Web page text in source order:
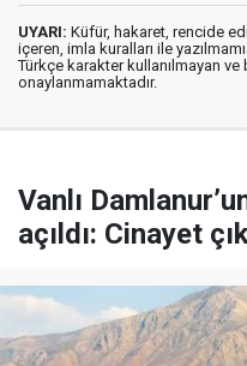
UYARI: Küfür, hakaret, rencide
içeren, imla kuralları ile
Türkçe karakter kullanılmayan
onaylanmamaktadır.
Vanlı
açıldı: Cinayet